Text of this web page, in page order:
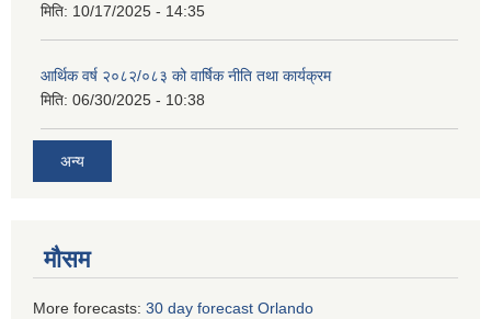
मिति: 10/17/2025 - 14:35
आर्थिक वर्ष २०८२/०८३ को वार्षिक नीति तथा कार्यक्रम
मिति: 06/30/2025 - 10:38
अन्य
मौसम
More forecasts: 30 day forecast Orlando